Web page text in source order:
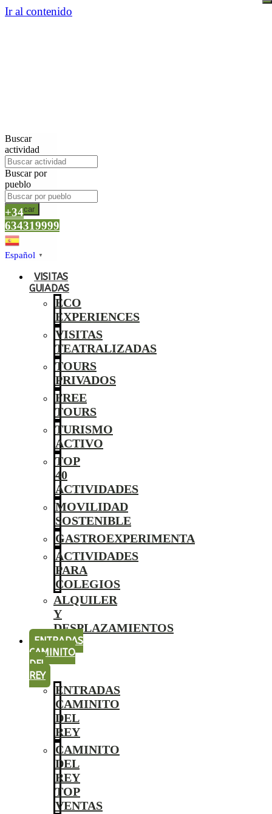
Ir al contenido
Buscar
actividad
Buscar por
pueblo
Buscar
+34
634319999
Español ▼
VISITAS
GUIADAS
ECO
EXPERIENCES
VISITAS
TEATRALIZADAS
TOURS
PRIVADOS
FREE
TOURS
TURISMO
ACTIVO
TOP
40
ACTIVIDADES
MOVILIDAD
SOSTENIBLE
GASTROEXPERIMENTA
ACTIVIDADES
PARA
COLEGIOS
ALQUILER
Y
DESPLAZAMIENTOS
ENTRADAS
CAMINITO
DEL
REY
ENTRADAS
CAMINITO
DEL
REY
CAMINITO
DEL
REY
TOP
VENTAS